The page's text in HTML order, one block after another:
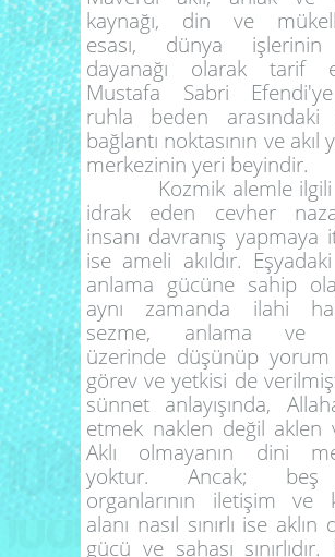
kaynağı, din ve
esası, dünya
dayanağı olarak tarif
Mustafa Sabri
ruhla beden arasındaki
bağlantı noktasının ve
merkezinin yeri beyindir.
Kozmik alemle
idrak eden cevher
insanı davranış yapmaya
ise ameli akıldır.
anlama gücüne sahip
aynı zamanda ilahi
sezme, anlama ve
üzerinde düşünüp
görev ve yetkisi de
sünnet anlayışında,
etmek naklen değil aklen
Aklı olmayanın dini
yoktur. Ancak;
organlarının iletişim ve
alanı nasıl sınırlı ise
gücü ve sahası